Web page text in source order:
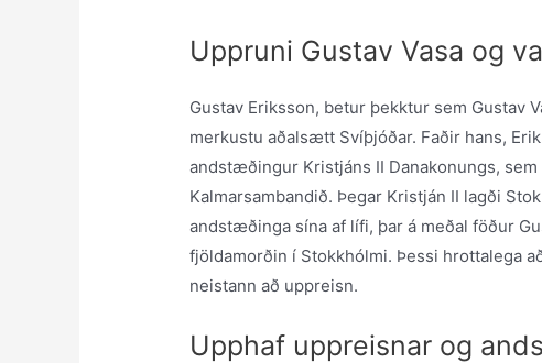
Uppruni Gustav Vasa og
Gustav Eriksson, betur þekktur sem Gustav
merkustu aðalsætt Svíþjóðar. Faðir hans,
andstæðingur Kristjáns II Danakonungs,
Kalmarsambandið. Þegar Kristján II lagði
andstæðinga sína af lífi, þar á meðal föður
fjöldamorðin í Stokkhólmi. Þessi hrottalega
neistann að uppreisn.
Upphaf uppreisnar og